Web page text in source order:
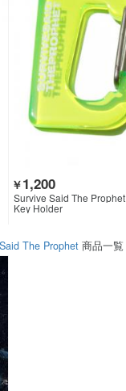
￥1,200
Survive Said The Prophet
Key Holder
The Prophet 商品一覧